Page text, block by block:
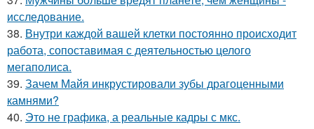
исследование.
38. Внутри каждой вашей клетки постоянно происходит
работа, сопоставимая с деятельностью целого
мегаполиса.
39. Зачем Майя инкрустировали зубы драгоценными
камнями?
40. Это не графика, а реальные кадры с мкс.